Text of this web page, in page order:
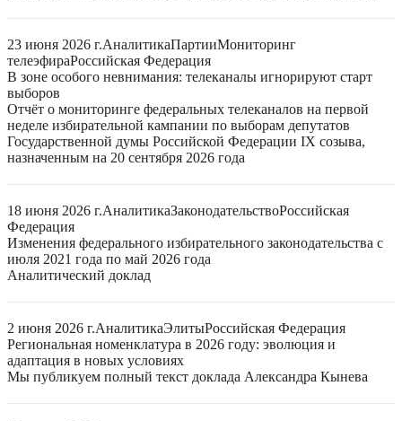
23 июня 2026 г.АналитикаПартииМониторинг
телеэфираРоссийская Федерация
В зоне особого невнимания: телеканалы игнорируют старт
выборов
Отчёт о мониторинге федеральных телеканалов на первой
неделе избирательной кампании по выборам депутатов
Государственной думы Российской Федерации IX созыва,
назначенным на 20 сентября 2026 года
18 июня 2026 г.АналитикаЗаконодательствоРоссийская
Федерация
Изменения федерального избирательного законодательства с
июля 2021 года по май 2026 года
Аналитический доклад
2 июня 2026 г.АналитикаЭлитыРоссийская Федерация
Региональная номенклатура в 2026 году: эволюция и
адаптация в новых условиях
Мы публикуем полный текст доклада Александра Кынева